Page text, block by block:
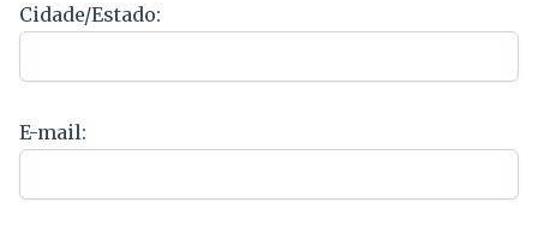
Cidade/Estado:
E-mail: